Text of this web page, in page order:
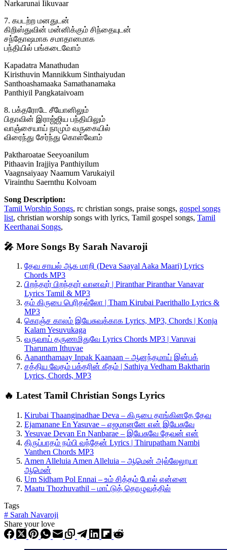
Narkarunai Iikuvaar
7. கபடற்ற மனதுடன்
கிறிஸ்துவின் மன்னிக்கும் சிந்தையுடன்
சந்தோஷமாக சமாதானமாக
பந்தியில் பங்கடைவோம்
Kapadatra Manathudan
Kiristhuvin Mannikkum Sinthaiyudan
Santhoashamaaka Samathanamaka
Panthiyil Pangkataivoam
8. பக்தரோடே சீயோனிலும்
பிதாவின் இராஜ்ஜிய பந்தியிலும்
வாஞ்சையாய் நாமும் வருகையில்
விரைந்து சேர்ந்து கொள்வோம்
Paktharoatae Seeyoanilum
Pithaavin Irajjiya Panthiyilum
Vaagnsaiyaay Naamum Varukaiyil
Virainthu Saernthu Kolvoam
Song Description:
Tamil Worship Songs, rc christian songs, praise songs, gospel songs
list, christian worship songs with lyrics, Tamil gospel songs, Tamil
Keerthanai Songs,
🎤 More Songs By Sarah Navaroji
தேவ சாயல் ஆக மாறி (Deva Saayal Aaka Maari) Lyrics
Chords MP3
பிறந்தார் பிறந்தார் வானவர் | Piranthar Piranthar Vanavar
Lyrics Tamil & MP3
தம் கிருபை பெரிதல்லோ | Tham Kirubai Paerithallo Lyrics &
MP3
கொஞ்ச காலம் இயேசுவுக்காக Lyrics, MP3, Chords | Konja
Kalam Yesuvukaga
வருவாய் தருணமிதுவே Lyrics Chords MP3 | Varuvai
Tharunam Ithuvae
Aananthamaay Inpak Kaanaan – ஆனந்தமாய் இன்பக்
சத்திய வேதம் பக்தரின் கீதம் | Sathiya Vedham Baktharin
Lyrics, Chords, MP3
🔥 Latest Tamil Christian Songs Lyrics
Kirubai Thaanginadhae Deva – கிருபை தாங்கினதே தேவ
Ejamanane En Yasuvae – எஜமானனே என் இயேசுவே
Yesuvae Devan En Nanbarae – இயேசுவே தேவன் என்
திருப்பாதம் நம்பி வந்தேன் Lyrics | Thirupatham Nambi
Vanthen Chords MP3
Amen Alleluia Amen Alleluia – ஆமென் அல்லேலூயா
ஆமென்
Um Sidham Pol Ennai – உம் சித்தம் போல் என்னை
Maatu Thozhuvathil – மாட்டுத் தொழுவத்தில்
Tags
# Sarah Navaroji
Share your love